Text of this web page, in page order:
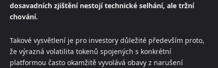
dosavadních zjištění nestojí technické selhání, ale tržní
chování.
Takové vysvětlení je pro investory důležité především proto,
že výrazná volatilita tokenů spojených s konkrétní
platformou často okamžitě vyvolává obavy z narušení